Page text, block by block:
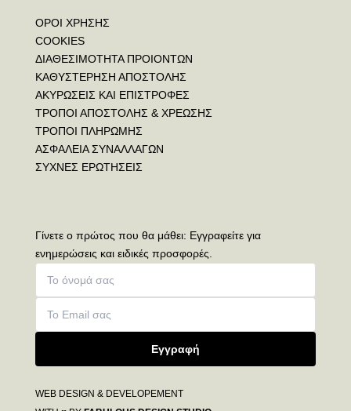
ΟΡΟΙ ΧΡΗΣΗΣ
COOKIES
ΔΙΑΘΕΣΙΜΟΤΗΤΑ ΠΡΟΙΟΝΤΩΝ
ΚΑΘΥΣΤΕΡΗΣΗ ΑΠΟΣΤΟΛΗΣ
ΑΚΥΡΩΣΕΙΣ ΚΑΙ ΕΠΙΣΤΡΟΦΕΣ
ΤΡΟΠΟΙ ΑΠΟΣΤΟΛΗΣ & ΧΡΕΩΣΗΣ
ΤΡΟΠΟΙ ΠΛΗΡΩΜΗΣ
ΑΣΦΑΛΕΙΑ ΣΥΝΑΛΛΑΓΩΝ
ΣΥΧΝΕΣ ΕΡΩΤΗΣΕΙΣ
Γίνετε ο πρώτος που θα μάθει: Εγγραφείτε για
ενημερώσεις και ειδικές προσφορές.
Εγγραφή
WEB DESIGN & DEVELOPEMENT